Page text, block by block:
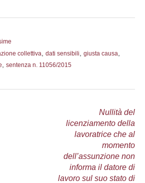
collettiva dati sensibili giusta causa
sentenza n. 11056/2015
Nullità del
licenziamento della
lavoratrice che al
momento
dell’assunzione non
informa il datore di
lavoro sul suo stato di